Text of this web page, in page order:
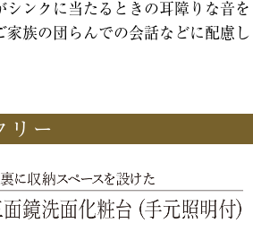
シンクに当たるときの耳障りな音を
家族の団らんでの会話などに配慮し
リー